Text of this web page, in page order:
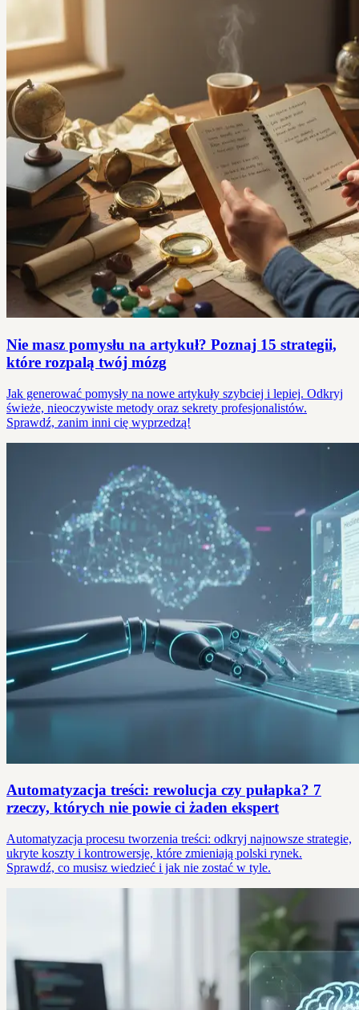
Nie masz pomysłu na artykuł? Poznaj 15 strategii,
które rozpalą twój mózg
Jak generować pomysły na nowe artykuły szybciej i lepiej. Odkryj
świeże, nieoczywiste metody oraz sekrety profesjonalistów.
Sprawdź, zanim inni cię wyprzedzą!
Automatyzacja treści: rewolucja czy pułapka? 7
rzeczy, których nie powie ci żaden ekspert
Automatyzacja procesu tworzenia treści: odkryj najnowsze strategie,
ukryte koszty i kontrowersje, które zmieniają polski rynek.
Sprawdź, co musisz wiedzieć i jak nie zostać w tyle.